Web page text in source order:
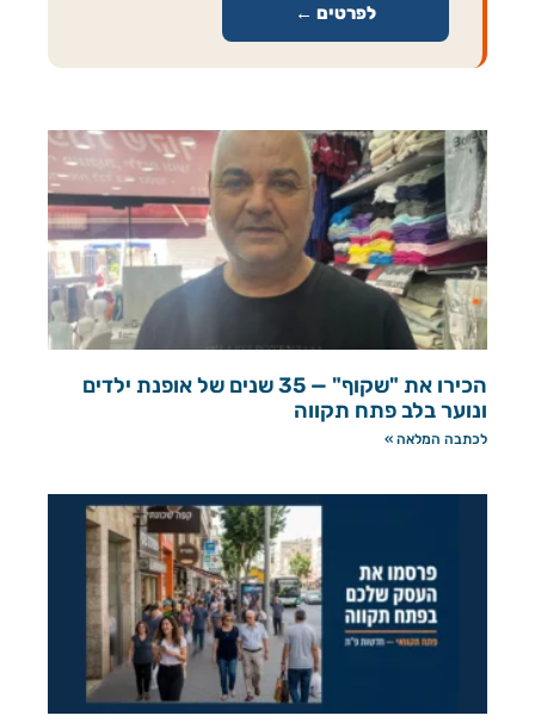
לפרטים ←
הכירו את "שקוף" — 35 שנים של אופנת ילדים
ונוער בלב פתח תקווה
לכתבה המלאה »